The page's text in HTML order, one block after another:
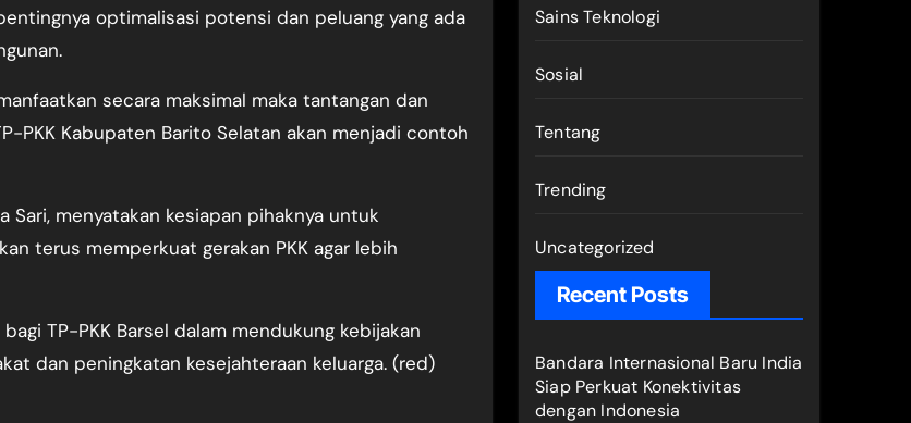
optimalisasi potensi dan peluang yang ada
secara maksimal maka tantangan dan
PKK Kabupaten Barito Selatan akan menjadi contoh
Sari, menyatakan kesiapan pihaknya untuk
terus memperkuat gerakan PKK agar lebih
TP-PKK Barsel dalam mendukung kebijakan
dan peningkatan kesejahteraan keluarga. (red)
Sains Teknologi
Sosial
Tentang
Trending
Uncategorized
Recent Posts
Bandara Internasional Baru India
Siap Perkuat Konektivitas
dengan Indonesia